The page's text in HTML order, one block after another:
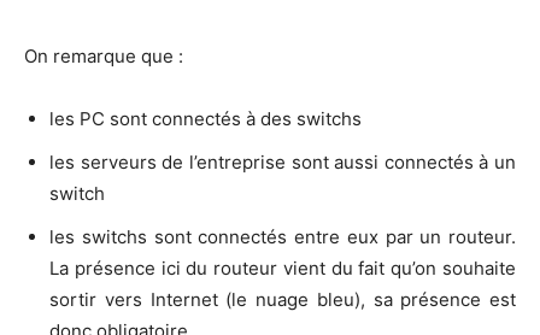
On remarque que :
les PC sont connec­tés à des switchs
les ser­veurs de l’en­tre­prise sont aus­si connec­tés à un
switch
les switchs sont connec­tés entre eux par un rou­teur.
La pré­sence ici du rou­teur vient du fait qu’on sou­haite
sor­tir vers Inter­net (le nuage bleu), sa pré­sence est